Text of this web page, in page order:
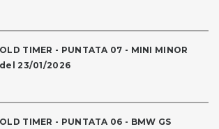
OLD TIMER - PUNTATA 07 - MINI MINOR
del 23/01/2026
OLD TIMER - PUNTATA 06 - BMW GS